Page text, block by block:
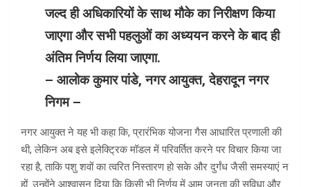
जल्द ही अधिकारियों के साथ मौके का निरीक्षण किया
जाएगा और सभी पहलुओं का अध्ययन करने के बाद ही
अंतिम निर्णय लिया जाएगा.
– आलोक कुमार पांडे, नगर आयुक्त, देहरादून नगर
निगम –
नगर आयुक्त ने यह भी कहा कि, प्रारंभिक योजना गैस आधारित प्रणाली की
थी, लेकिन अब इसे इलेक्ट्रिक मॉडल में परिवर्तित करने पर विचार किया जा
रहा है, ताकि पशु शवों का त्वरित निस्तारण हो सके और दुर्गंध जैसी समस्याएं न
हों. उन्होंने आश्वासन दिया कि किसी भी निर्णय में आम जनता की सुविधा और